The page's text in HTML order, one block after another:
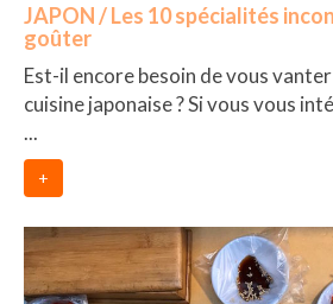
JAPON / Les 10 spécialités
goûter
Est-il encore besoin de vous
cuisine japonaise ? Si vous vous
...
+